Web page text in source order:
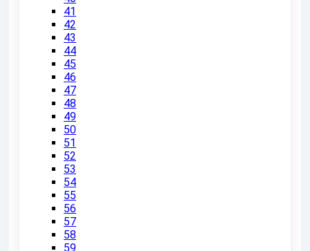
41
42
43
44
45
46
47
48
49
50
51
52
53
54
55
56
57
58
59